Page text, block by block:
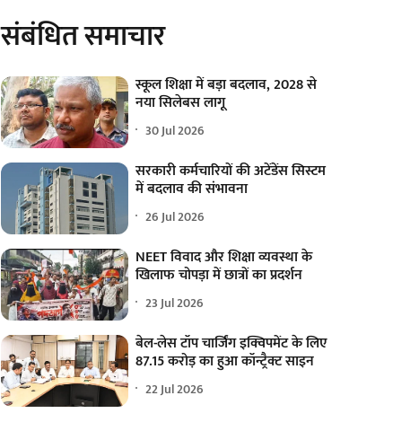
संबंधित समाचार
स्कूल शिक्षा में बड़ा बदलाव, 2028 से
नया सिलेबस लागू
30 Jul 2026
सरकारी कर्मचारियों की अटेंडेंस सिस्टम
में बदलाव की संभावना
26 Jul 2026
NEET विवाद और शिक्षा व्यवस्था के
खिलाफ चोपड़ा में छात्रों का प्रदर्शन
23 Jul 2026
बेल-लेस टॉप चार्जिंग इक्विपमेंट के लिए
87.15 करोड़ का हुआ कॉन्ट्रैक्ट साइन
22 Jul 2026